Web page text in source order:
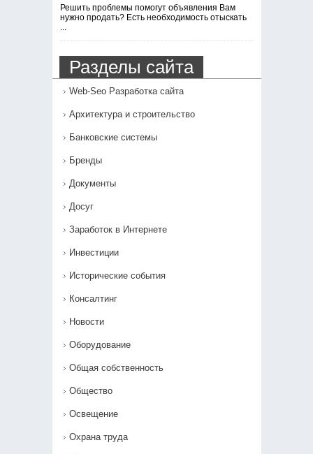
Решить проблемы помогут объявления Вам
нужно продать? Есть необходимость отыскать
...
Разделы сайта
Web-Seo Разработка сайта
Архитектура и строительство
Банковские системы
Бренды
Документы
Досуг
Заработок в Интернете
Инвестиции
Исторические события
Консалтинг
Новости
Оборудование
Общая собственность
Общество
Освещение
Охрана труда